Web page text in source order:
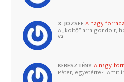
X. JÓZSEF A nagy
A „költő” arra gondolt,
va…
KERESZTÉNY A nagy
Péter, egyetértek. Amit